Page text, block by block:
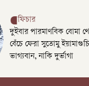
ফিচার
দুইবার পারমাণবিক বোমা
বেঁচে ফেরা সুতোমু
ভাগ্যবান, নাকি দুর্ভাগা